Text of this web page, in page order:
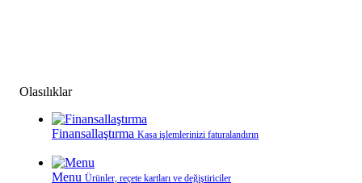
Olasılıklar
Finansallaştırma Kasa işlemlerinizi faturalandırın
Menu Ürünler, reçete kartları ve değiştiriciler